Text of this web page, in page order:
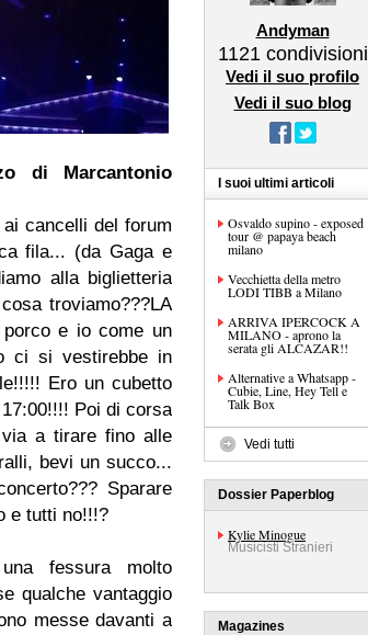
di Marcantonio
cancelli del forum
fila... (da Gaga e
alla biglietteria
troviamo???LA
e io come un
ci si vestirebbe in
Ero un cubetto
Poi di corsa
a tirare fino alle
bevi un succo...
Sparare
e tutti no!!!?
fessura molto
qualche vantaggio
messe davanti a
Andyman
1121 condivisioni
Vedi il suo profilo
Vedi il suo blog
I suoi ultimi articoli
Osvaldo supino - exposed
tour @ papaya beach
milano
Vecchietta della metro
LODI TIBB a Milano
ARRIVA IPERCOCK A
MILANO - aprono la
serata gli ALCAZAR!!
Alternative a Whatsapp -
Cubie, Line, Hey Tell e
Talk Box
Vedi tutti
Dossier Paperblog
Kylie Minogue
Musicisti Stranieri
Magazines